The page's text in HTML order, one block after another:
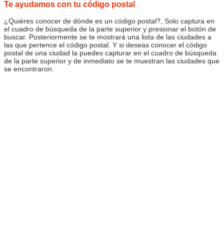
Te ayudamos con tu código postal
¿Quiéres conocer de dónde es un código postal?, Solo captura en
el cuadro de búsqueda de la parte superior y presionar el botón de
buscar. Posteriormente se te mostrará una lista de las ciudades a
las que pertence el código postal. Y si deseas conocer el código
postal de una ciudad la puedes capturar en el cuadro de búsqueda
de la parte superior y de inmediato se te muestran las ciudades que
se encontraron.